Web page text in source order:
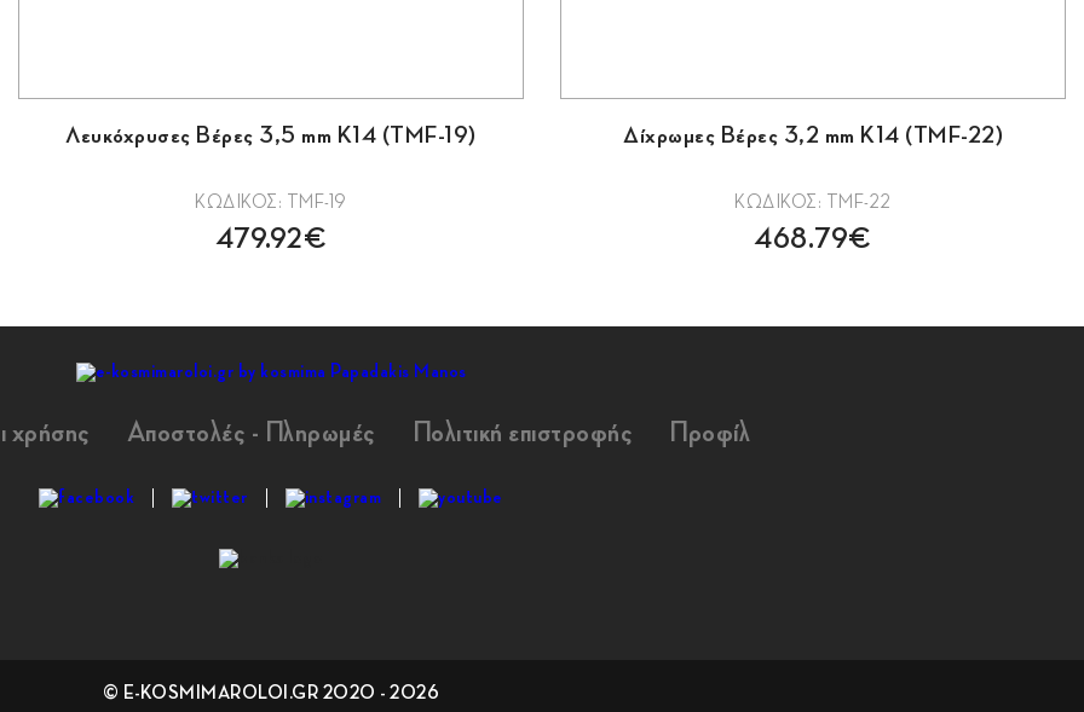
Λευκόχρυσες Βέρες 3,5 mm Κ14 (TMF-19)
ΚΩΔΙΚΟΣ: TMF-19
479.92€
Δίχρωμες Βέρες 3,2 mm Κ14 (TMF-22)
ΚΩΔΙΚΟΣ: TMF-22
468.79€
χρήσης Αποστολές - Πληρωμές Πολιτική επιστροφής Προφίλ
© E-KOSMIMAROLOI.GR 2020 - 2026